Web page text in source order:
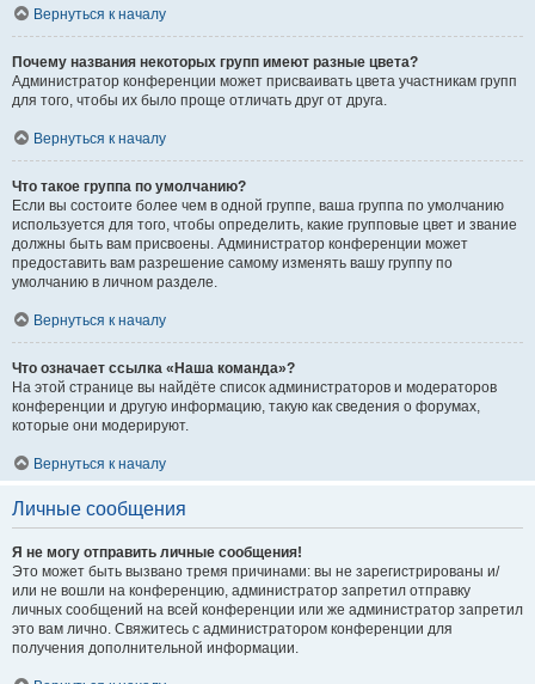
Вернуться к началу
Почему названия некоторых групп имеют разные цвета?
Администратор конференции может присваивать цвета участникам групп
для того, чтобы их было проще отличать друг от друга.
Вернуться к началу
Что такое группа по умолчанию?
Если вы состоите более чем в одной группе, ваша группа по умолчанию
используется для того, чтобы определить, какие групповые цвет и звание
должны быть вам присвоены. Администратор конференции может
предоставить вам разрешение самому изменять вашу группу по
умолчанию в личном разделе.
Вернуться к началу
Что означает ссылка «Наша команда»?
На этой странице вы найдёте список администраторов и модераторов
конференции и другую информацию, такую как сведения о форумах,
которые они модерируют.
Вернуться к началу
Личные сообщения
Я не могу отправить личные сообщения!
Это может быть вызвано тремя причинами: вы не зарегистрированы и/
или не вошли на конференцию, администратор запретил отправку
личных сообщений на всей конференции или же администратор запретил
это вам лично. Свяжитесь с администратором конференции для
получения дополнительной информации.